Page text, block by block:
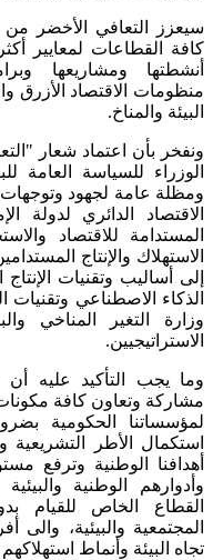
سيعزز التعافي الأخضر من
كافة القطاعات لمعايير
أنشطتها ومشاريعها
منظومات الاقتصاد الأزرق
البيئة والمناخ.
ونفخر بأن اعتماد شعار
الوزراء للسياسة العامة
ومظلة عامة لجهود وتوجهات
الاقتصاد الدائري لدولة
المستدامة للاقتصاد
الاستهلاك والإنتاج
إلى أساليب وتقنيات
الذكاء الاصطناعي وتقنيات
وزارة التغير المناخي
الاستراتيجيين.
وما يجب التأكيد عليه
مشاركة وتعاون كافة مكونات
لمؤسساتنا الحكومية
استكمال الأطر التشريعية
أهدافنا الوطنية وترفع
وأدوارهم الوطنية
القطاع الخاص للقيام
المجتمعية والبيئية، والى
تجاه البيئة وأنماط